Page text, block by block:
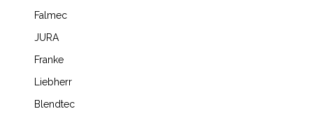
Falmec
JURA
Franke
Liebherr
Blendtec